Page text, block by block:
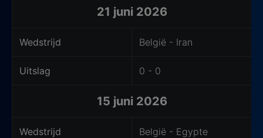
21 juni 2026
Wedstrijd België - Iran
Uitslag 0 - 0
15 juni 2026
Wedstrijd België - Egypte